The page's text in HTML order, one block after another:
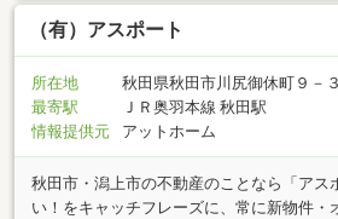
（有）アスポート
所在地
秋田県秋田市川尻御休町９－
最寄駅
ＪＲ奥羽本線 秋田駅
情報提供元
アットホーム
秋田市・潟上市の不動産のことなら「アス
い！をキャッチフレーズに、常に新物件・